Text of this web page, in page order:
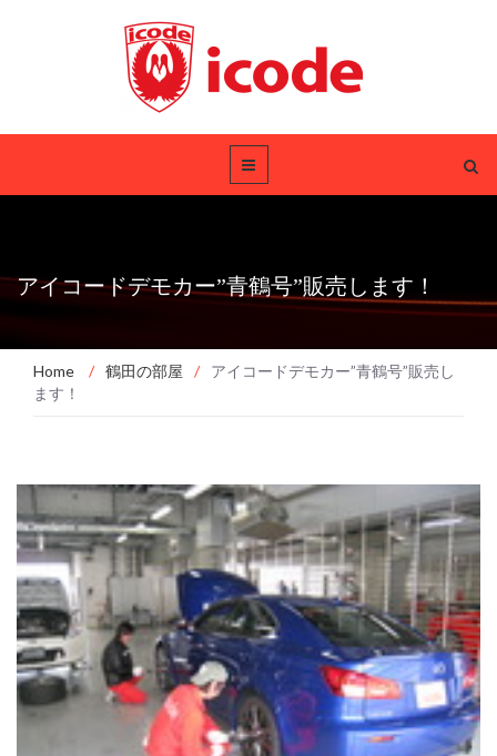
アイコードデモカー”青鶴号”販売します！
Home / 鶴田の部屋 /
アイコードデモカー”青鶴号”販売し
ます！